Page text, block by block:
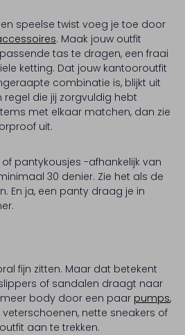
speelse twist voeg je toe door
. Maak jouw outfit
tas te dragen, een fraai
ketting. Dat jouw kantooroutfit
combinatie is, blijkt uit
die jij zorgvuldig hebt
met elkaar matchen, dan zie
uit.
pantykousjes -afhankelijk van
30 denier. Zie het als de
En ja, een panty draag je in
fijn zitten. Maar dat betekent
of sandalen draagt naar
body door een paar pumps,
veterschoenen, nette sneakers of
aan te trekken.